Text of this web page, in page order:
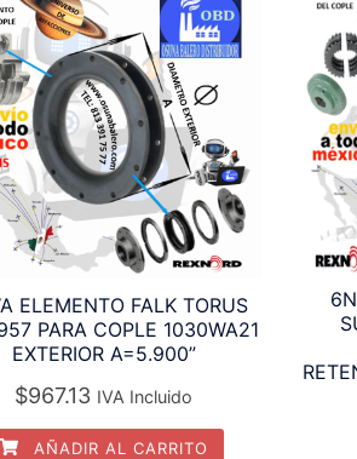
ELEMENTO FALK TORUS
PARA COPLE 1030WA21
EXTERIOR A=5.900”
$967.13 IVA Incluido
AÑADIR AL CARRITO